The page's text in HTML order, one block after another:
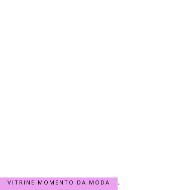
VITRINE MOMENTO DA MODA